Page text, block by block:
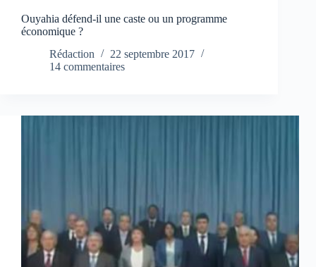
Ouyahia défend-il une caste ou un programme
économique ?
Rédaction
22 septembre 2017
14 commentaires